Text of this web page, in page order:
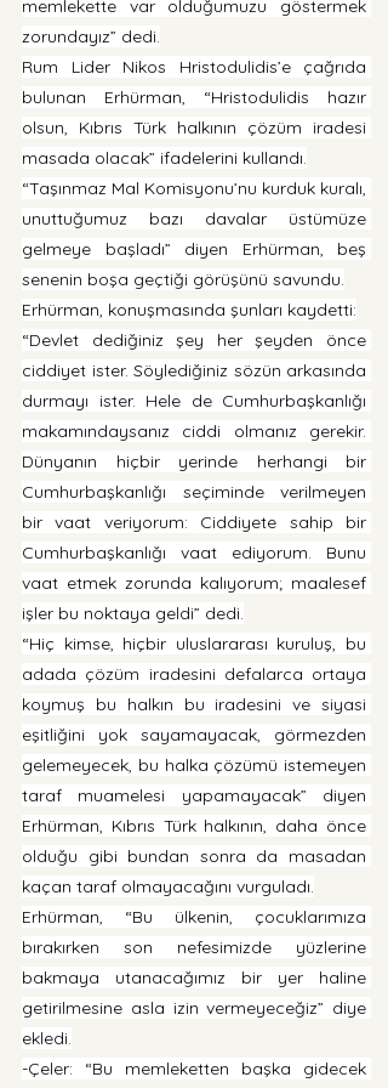
memlekette var olduğumuzu göstermek
zorundayız” dedi.
Rum Lider Nikos Hristodulidis’e çağrıda
bulunan Erhürman, “Hristodulidis hazır
olsun, Kıbrıs Türk halkının çözüm iradesi
masada olacak” ifadelerini kullandı.
“Taşınmaz Mal Komisyonu’nu kurduk kuralı,
unuttuğumuz bazı davalar üstümüze
gelmeye başladı” diyen Erhürman, beş
senenin boşa geçtiği görüşünü savundu.
Erhürman, konuşmasında şunları kaydetti:
“Devlet dediğiniz şey her şeyden önce
ciddiyet ister. Söylediğiniz sözün arkasında
durmayı ister. Hele de Cumhurbaşkanlığı
makamındaysanız ciddi olmanız gerekir.
Dünyanın hiçbir yerinde herhangi bir
Cumhurbaşkanlığı seçiminde verilmeyen
bir vaat veriyorum: Ciddiyete sahip bir
Cumhurbaşkanlığı vaat ediyorum. Bunu
vaat etmek zorunda kalıyorum; maalesef
işler bu noktaya geldi” dedi.
“Hiç kimse, hiçbir uluslararası kuruluş, bu
adada çözüm iradesini defalarca ortaya
koymuş bu halkın bu iradesini ve siyasi
eşitliğini yok sayamayacak, görmezden
gelemeyecek, bu halka çözümü istemeyen
taraf muamelesi yapamayacak” diyen
Erhürman, Kıbrıs Türk halkının, daha önce
olduğu gibi bundan sonra da masadan
kaçan taraf olmayacağını vurguladı.
Erhürman, “Bu ülkenin, çocuklarımıza
bırakırken son nefesimizde yüzlerine
bakmaya utanacağımız bir yer haline
getirilmesine asla izin vermeyeceğiz” diye
ekledi.
-Çeler: “Bu memleketten başka gidecek